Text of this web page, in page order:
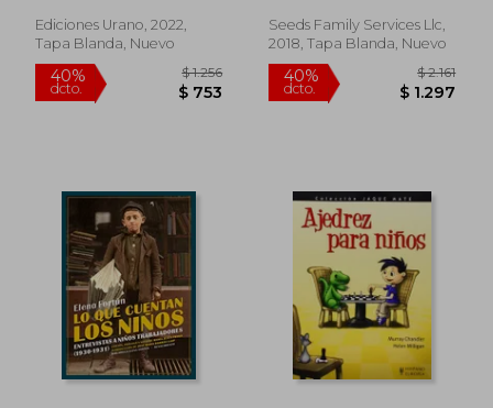
Ediciones Urano, 2022,
Tapa Blanda, Nuevo
Seeds Family Services Llc,
2018, Tapa Blanda, Nuevo